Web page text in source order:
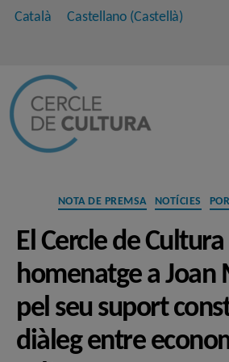
Català Castellano (Castellà)
NOTA DE PREMSA NOTÍCIES
El Cercle de
homenatge a Joan
pel seu suport
diàleg entre